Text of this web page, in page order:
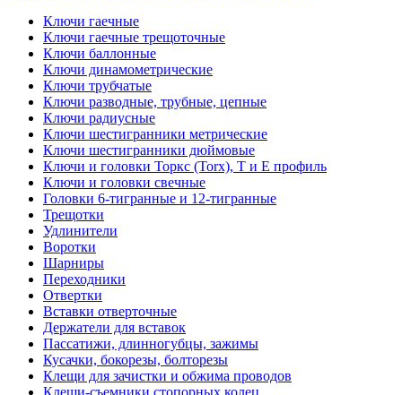
Ключи гаечные
Ключи гаечные трещоточные
Ключи баллонные
Ключи динамометрические
Ключи трубчатые
Ключи разводные, трубные, цепные
Ключи радиусные
Ключи шестигранники метрические
Ключи шестигранники дюймовые
Ключи и головки Торкс (Torx), Т и Е профиль
Ключи и головки свечные
Головки 6-тигранные и 12-тигранные
Трещотки
Удлинители
Воротки
Шарниры
Переходники
Отвертки
Вставки отверточные
Держатели для вставок
Пассатижи, длинногубцы, зажимы
Кусачки, бокорезы, болторезы
Клещи для зачистки и обжима проводов